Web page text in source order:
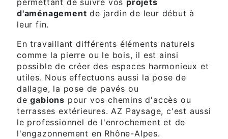
d'aménagement de jardin de leur début à
leur fin.
En travaillant différents éléments naturels
comme la pierre ou le bois, il est ainsi
possible de créer des espaces harmonieux et
utiles. Nous effectuons aussi la pose de
dallage, la pose de pavés ou
degabions pour vos chemins d'accès ou
terrasses extérieures. AZ Paysage, c'est aussi
le professionnel de l'enrochement et de
l'engazonnement en Rhône-Alpes.